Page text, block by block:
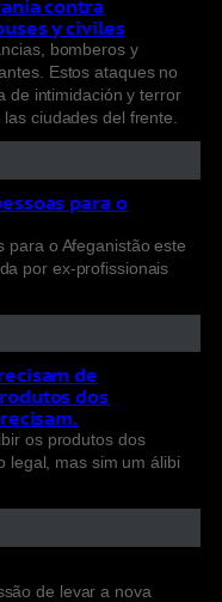
contra
y civiles
bomberos y
Estos ataques no
de intimidación y terror
ciudades del frente.
para o
para o Afeganistão este
por ex-profissionais
de
dos
os produtos dos
legal, mas sim um álibi
de levar a nova